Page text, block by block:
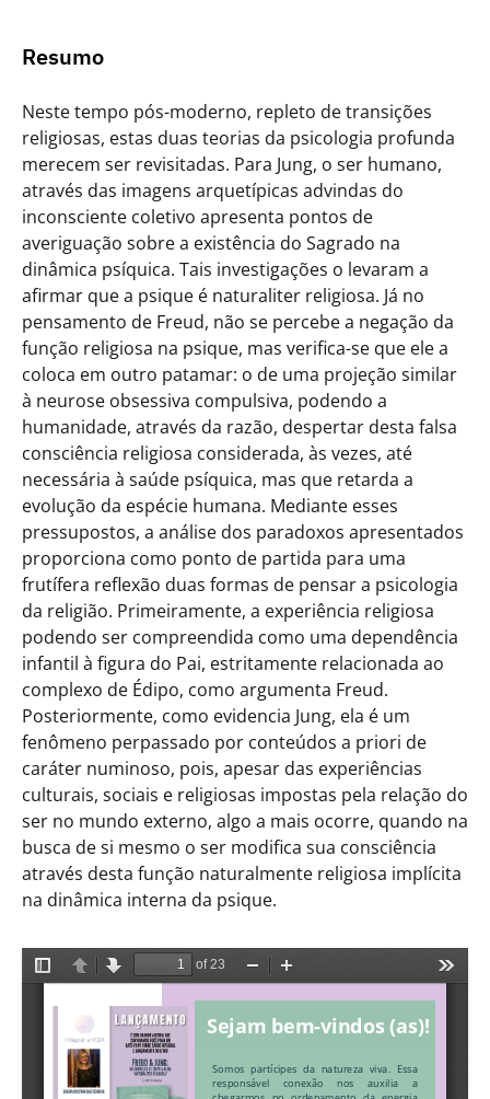
Resumo
Neste tempo pós-moderno, repleto de transições
religiosas, estas duas teorias da psicologia profunda
merecem ser revisitadas. Para Jung, o ser humano,
através das imagens arquetípicas advindas do
inconsciente coletivo apresenta pontos de
averiguação sobre a existência do Sagrado na
dinâmica psíquica. Tais investigações o levaram a
afirmar que a psique é naturaliter religiosa. Já no
pensamento de Freud, não se percebe a negação da
função religiosa na psique, mas verifica-se que ele a
coloca em outro patamar: o de uma projeção similar
à neurose obsessiva compulsiva, podendo a
humanidade, através da razão, despertar desta falsa
consciência religiosa considerada, às vezes, até
necessária à saúde psíquica, mas que retarda a
evolução da espécie humana. Mediante esses
pressupostos, a análise dos paradoxos apresentados
proporciona como ponto de partida para uma
frutífera reflexão duas formas de pensar a psicologia
da religião. Primeiramente, a experiência religiosa
podendo ser compreendida como uma dependência
infantil à figura do Pai, estritamente relacionada ao
complexo de Édipo, como argumenta Freud.
Posteriormente, como evidencia Jung, ela é um
fenômeno perpassado por conteúdos a priori de
caráter numinoso, pois, apesar das experiências
culturais, sociais e religiosas impostas pela relação do
ser no mundo externo, algo a mais ocorre, quando na
busca de si mesmo o ser modifica sua consciência
através desta função naturalmente religiosa implícita
na dinâmica interna da psique.